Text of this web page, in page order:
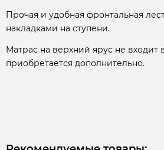
Прочая и удобная фронтальная
накладками на ступени.
Матрас на верхний ярус не входит
приобретается дополнительно.